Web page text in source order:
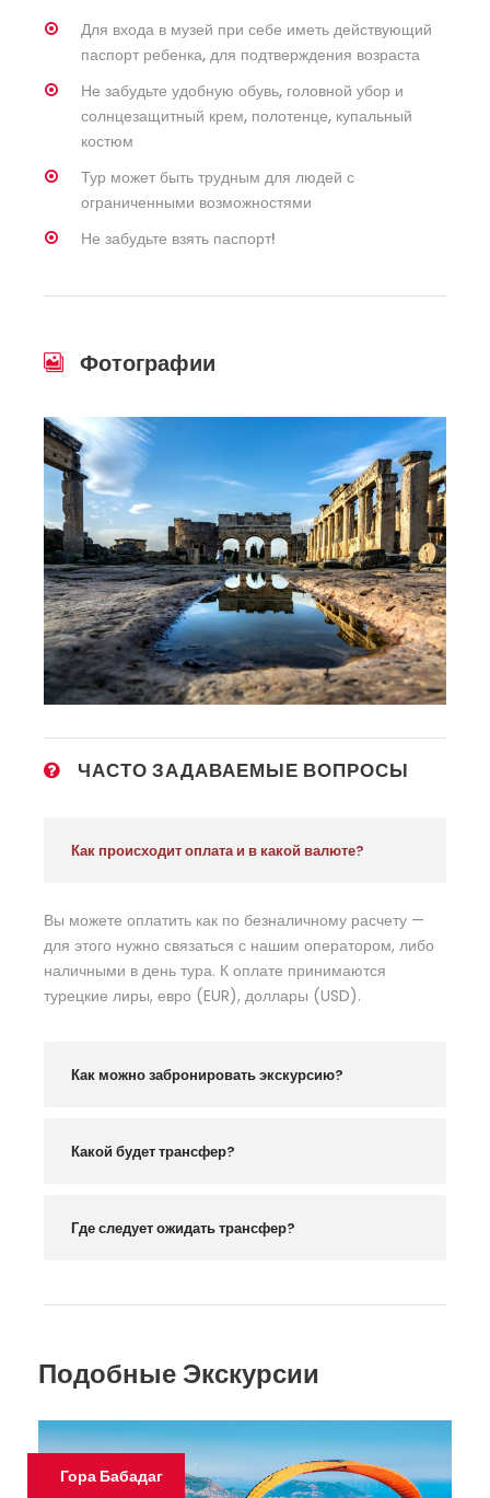
Для входа в музей при себе иметь действующий
паспорт ребенка, для подтверждения возраста
Не забудьте удобную обувь, головной убор и
солнцезащитный крем, полотенце, купальный
костюм
Тур может быть трудным для людей с
ограниченными возможностями
Не забудьте взять паспорт!
Фотографии
ЧАСТО ЗАДАВАЕМЫЕ ВОПРОСЫ
Как происходит оплата и в какой валюте?
Вы можете оплатить как по безналичному расчету —
для этого нужно связаться с нашим оператором, либо
наличными в день тура. К оплате принимаются
турецкие лиры, евро (EUR), доллары (USD).
Как можно забронировать экскурсию?
Какой будет трансфер?
Где следует ожидать трансфер?
Подобные Экскурсии
Гора Бабадаг